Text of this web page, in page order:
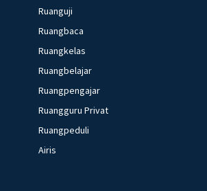
Ruanguji
Ruangbaca
Ruangkelas
Ruangbelajar
Ruangpengajar
Ruangguru Privat
Ruangpeduli
Airis